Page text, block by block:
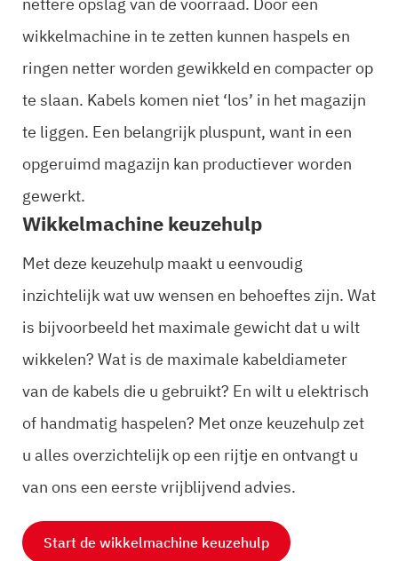
wikkelmachine in te zetten kunnen haspels en
ringen netter worden gewikkeld en compacter op
te slaan. Kabels komen niet ‘los’ in het magazijn
te liggen. Een belangrijk pluspunt, want in een
opgeruimd magazijn kan productiever worden
gewerkt.
Wikkelmachine keuzehulp
Met deze keuzehulp maakt u eenvoudig
inzichtelijk wat uw wensen en behoeftes zijn. Wat
is bijvoorbeeld het maximale gewicht dat u wilt
wikkelen? Wat is de maximale kabeldiameter
van de kabels die u gebruikt? En wilt u elektrisch
of handmatig haspelen? Met onze keuzehulp zet
u alles overzichtelijk op een rijtje en ontvangt u
van ons een eerste vrijblijvend advies.
Start de wikkelmachine keuzehulp